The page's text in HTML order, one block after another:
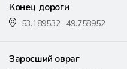
Конец дороги
53.189532 , 49.758952
Заросший овраг